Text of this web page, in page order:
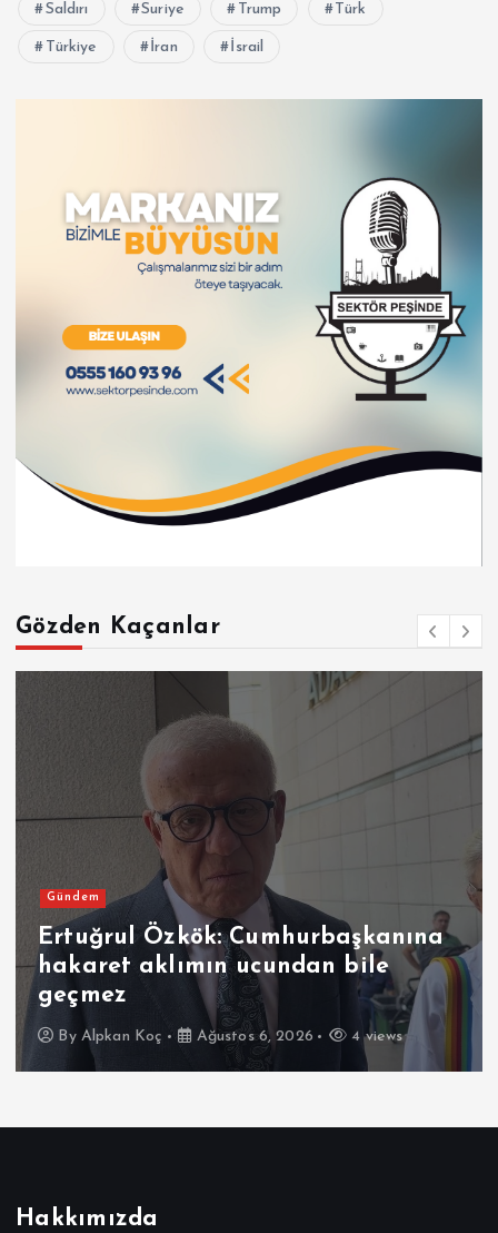
Saldırı Suriye Trump Türk
Türkiye İran İsrail
Gözden Kaçanlar
Cumhurbaşkanına
ucundan bile
Ağustos 6, 2026 4 views
Gündem
TMO fındık
açıkladı
ByAlpkan Koç
Hakkımızda